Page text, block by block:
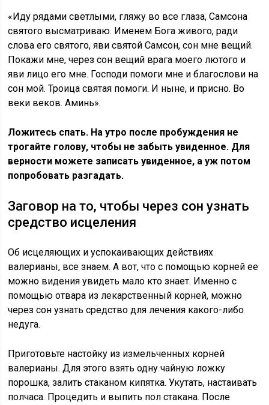
«Иду рядами светлыми, гляжу во все глаза, Самсона
святого высматриваю. Именем Бога живого, ради
слова его святого, яви святой Самсон, сон мне вещий.
Покажи мне, через сон вещий врага моего лютого и
яви лицо его мне. Господи помоги мне и благослови на
сон мой. Троица святая помоги. И ныне, и присно. Во
веки веков. Аминь».
Ложитесь спать. На утро после пробуждения не
трогайте голову, чтобы не забыть увиденное. Для
верности можете записать увиденное, а уж потом
попробовать разгадать.
Заговор на то, чтобы через сон узнать
средство исцеления
Об исцеляющих и успокаивающих действиях
валерианы, все знаем. А вот, что с помощью корней ее
можно видения увидеть мало кто знает. Именно с
помощью отвара из лекарственный корней, можно
через сон узнать средство для лечения какого-либо
недуга.
Приготовьте настойку из измельченных корней
валерианы. Для этого взять одну чайную ложку
порошка, залить стаканом кипятка. Укутать, настаивать
полчаса. Процедить и выпить пол стакана. После